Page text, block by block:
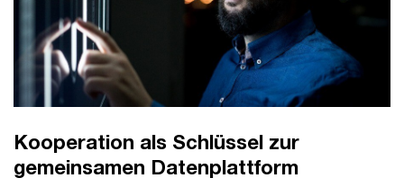
Kooperation als Schlüssel zur
gemeinsamen Datenplattform